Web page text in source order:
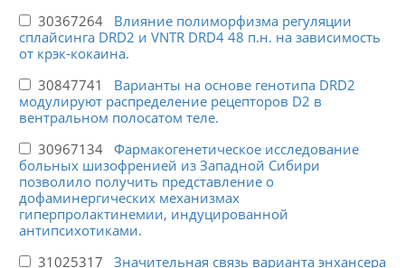
30367264 Влияние полиморфизма регуляции
сплайсинга DRD2 и VNTR DRD4 48 п.н. на зависимость
от крэк-кокаина.
30847741 Варианты на основе генотипа DRD2
модулируют распределение рецепторов D2 в
вентральном полосатом теле.
30967134 Фармакогенетическое исследование
больных шизофренией из Западной Сибири
позволило получить представление о
дофаминергических механизмах
гиперпролактинемии, индуцированной
антипсихотиками.
31025317 Значительная связь варианта энхансера